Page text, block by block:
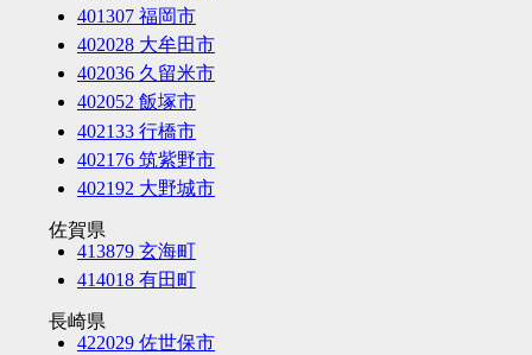
401307 福岡市
402028 大牟田市
402036 久留米市
402052 飯塚市
402133 行橋市
402176 筑紫野市
402192 大野城市
佐賀県
413879 玄海町
414018 有田町
長崎県
422029 佐世保市